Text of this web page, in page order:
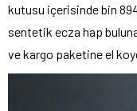
kutusu içerisinde bin
sentetik ecza hap
ve kargo paketine el